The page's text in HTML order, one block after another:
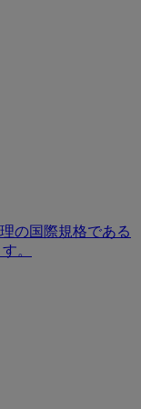
の国際規格である
。